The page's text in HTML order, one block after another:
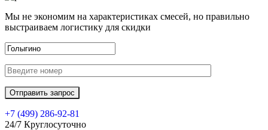
Мы не экономим на характеристиках смесей, но правильно
выстраиваем логистику для скидки
+7 (499) 286-92-81
24/7 Круглосуточно